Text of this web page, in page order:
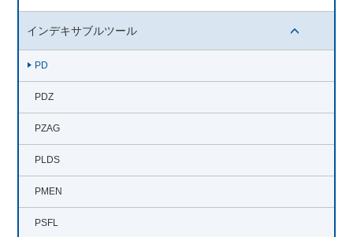
インデキサブルツール
PD
PDZ
PZAG
PLDS
PMEN
PSFL